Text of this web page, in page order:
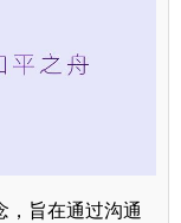
，旨在通过沟通